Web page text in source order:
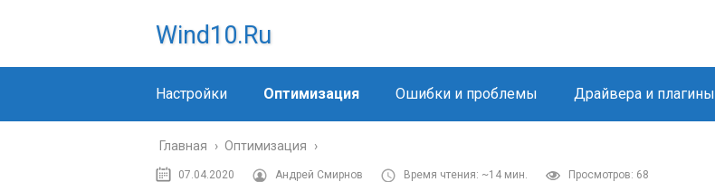
Wind10.ru
Настройки Оптимизация Ошибки и проблемы Драйвера и плагины
Главная › Оптимизация ›
07.04.2020 Андрей Смирнов Время чтения: ~14 мин. Просмотров: 68